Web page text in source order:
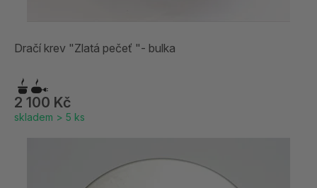
Dračí krev "Zlatá pečeť "- bulka
2 100 Kč
skladem > 5 ks